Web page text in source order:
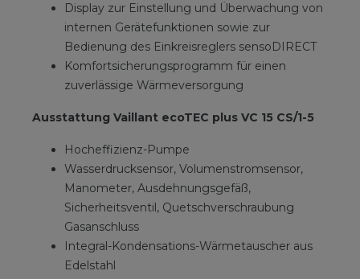
Display zur Einstellung und Überwachung von
internen Gerätefunktionen sowie zur
Bedienung des Einkreisreglers sensoDIRECT
Komfortsicherungsprogramm für einen
zuverlässige Wärmeversorgung
Ausstattung Vaillant ecoTEC plus VC 15 CS/1-5
Hocheffizienz-Pumpe
Wasserdrucksensor, Volumenstromsensor,
Manometer, Ausdehnungsgefäß,
Sicherheitsventil, Quetschverschraubung
Gasanschluss
Integral-Kondensations-Wärmetauscher aus
Edelstahl